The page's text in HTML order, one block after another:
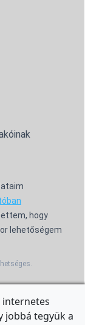
hogy
lehetőségem
internetes
jobbá tegyük a